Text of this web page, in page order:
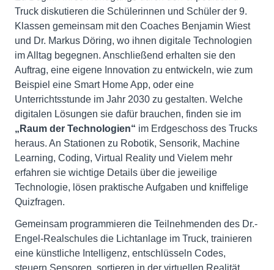
Truck diskutieren die Schülerinnen und Schüler der 9.
Klassen gemeinsam mit den Coaches Benjamin Wiest
und Dr. Markus Döring, wo ihnen digitale Technologien
im Alltag begegnen. Anschließend erhalten sie den
Auftrag, eine eigene Innovation zu entwickeln, wie zum
Beispiel eine Smart Home App, oder eine
Unterrichtsstunde im Jahr 2030 zu gestalten. Welche
digitalen Lösungen sie dafür brauchen, finden sie im
„Raum der Technologien“ im Erdgeschoss des Trucks
heraus. An Stationen zu Robotik, Sensorik, Machine
Learning, Coding, Virtual Reality und Vielem mehr
erfahren sie wichtige Details über die jeweilige
Technologie, lösen praktische Aufgaben und kniffelige
Quizfragen.
Gemeinsam programmieren die Teilnehmenden des Dr.-
Engel-Realschules die Lichtanlage im Truck, trainieren
eine künstliche Intelligenz, entschlüsseln Codes,